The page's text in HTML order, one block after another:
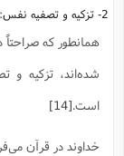
2- تزکیه و تصفیه نفس:
همانطور که
شده‌اند، تزکیه و
است.[14]
خداوند در قرآن